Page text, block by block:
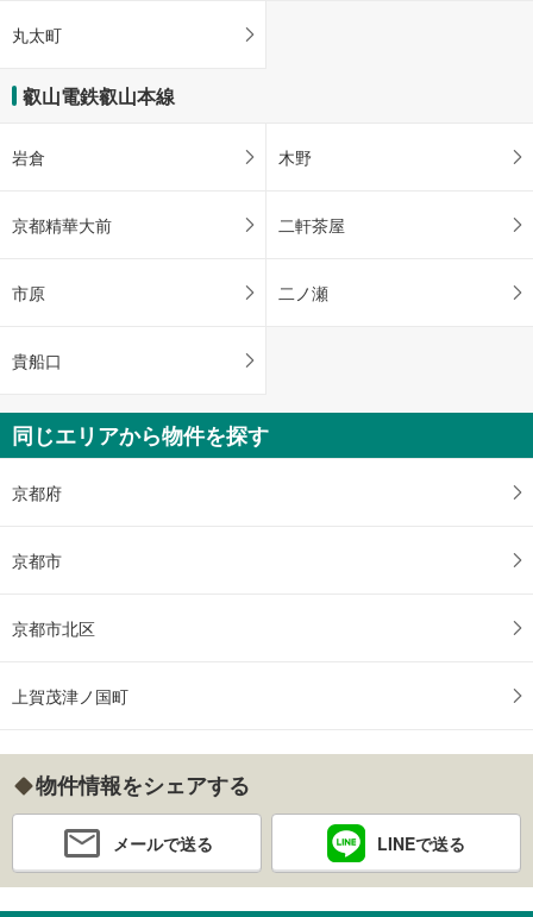
丸太町
叡山電鉄叡山本線
岩倉 木野
京都精華大前 二軒茶屋
市原 二ノ瀬
貴船口
同じエリアから物件を探す
京都府
京都市
京都市北区
上賀茂津ノ国町
物件情報をシェアする
メールで送る LINEで送る